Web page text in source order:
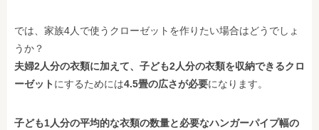
では、家族4人で使うクローゼットを作りたい場合はどうでしょ
うか？
夫婦2人分の衣類に加えて、子ども2人分の衣類を収納できるクロ
ーゼット にするためには4.5畳の広さが必要になります。
子ども1人分の平均的な衣類の数量と必要なハンガーパイプ幅の